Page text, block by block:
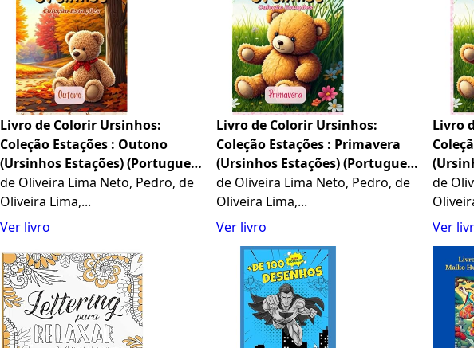
Livro de Colorir Ursinhos:
Coleção Estações : Outono
(Ursinhos Estações) (Portuguese
Edition)
de Oliveira Lima Neto, Pedro, de
Oliveira Lima,...
Ver livro
Livro de Colorir Ursinhos:
Coleção Estações : Primavera
(Ursinhos Estações) (Portuguese
Edition)
de Oliveira Lima Neto, Pedro, de
Oliveira Lima,...
Ver livro
Livro
de
Ver